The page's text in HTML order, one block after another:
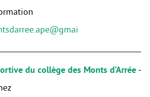
du collège des Monts d’Arrée -